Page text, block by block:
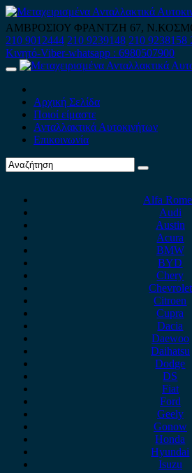
Skip
to
content
ΑΜΒΡΟΣΙΟΥ ΦΡΑΝΤΖΗ 67,
210 9012444 210 9239148 210 9238158
Κινητό-Viber-whatsapp : 6980507900
Primary
Αρχική Σελίδα
Ποιοί είμαστε
Ανταλλακτικά Αυτοκινήτων
Επικοινωνία
Alfa
Audi
Austin
Acura
BMW
BYD
Chery
Chevrolet
Citroen
Cupra
Dacia
Daewoo
Daihatsu
Dodge
DS
Fiat
Ford
Geely
Gonow
Honda
Hyundai
Isuzu